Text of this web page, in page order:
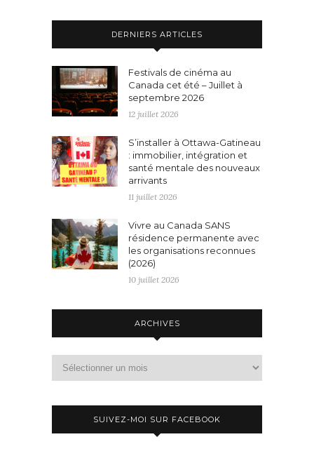
DERNIERS ARTICLES
Festivals de cinéma au
Canada cet été – Juillet à
septembre 2026
12 juillet 2026
S’installer à Ottawa-Gatineau
: immobilier, intégration et
santé mentale des nouveaux
arrivants
11 juillet 2026
Vivre au Canada SANS
résidence permanente avec
les organisations reconnues
(2026)
10 juillet 2026
ARCHIVES
SUIVEZ-MOI SUR FACEBOOK